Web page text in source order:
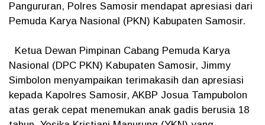
Pangururan, Polres Samosir mendapat apresiasi dari
Pemuda Karya Nasional (PKN) Kabupaten Samosir.
Ketua Dewan Pimpinan Cabang Pemuda Karya
Nasional (DPC PKN) Kabupaten Samosir, Jimmy
Simbolon menyampaikan terimakasih dan apresiasi
kepada Kapolres Samosir, AKBP Josua Tampubolon
atas gerak cepat menemukan anak gadis berusia 18